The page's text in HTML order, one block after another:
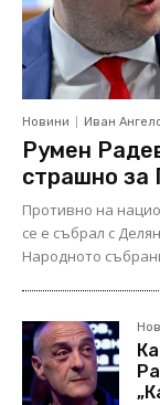
Новини Иван
Румен
страшно за
Противно на
се е събрал с
Народното